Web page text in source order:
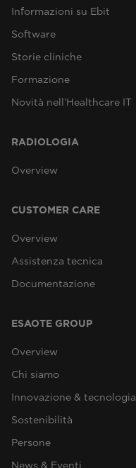
Informazioni su Ebit
Software
Storie cliniche
Formazione
Novità nell’Healthcare IT
RADIOLOGIA
Overview
CUSTOMER CARE
Overview
Assistenza tecnica
Documentazione
ESAOTE GROUP
Overview
Chi siamo
Innovazione & tecnologia
Sostenibilità
Persone
News & Eventi